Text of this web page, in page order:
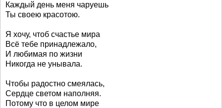
Каждый день меня чаруешь
Ты своею красотою.
Я хочу, чтоб счастье мира
Всё тебе принадлежало,
И любимая по жизни
Никогда не унывала.
Чтобы радостно смеялась,
Сердце светом наполняя.
Потому что в целом мире